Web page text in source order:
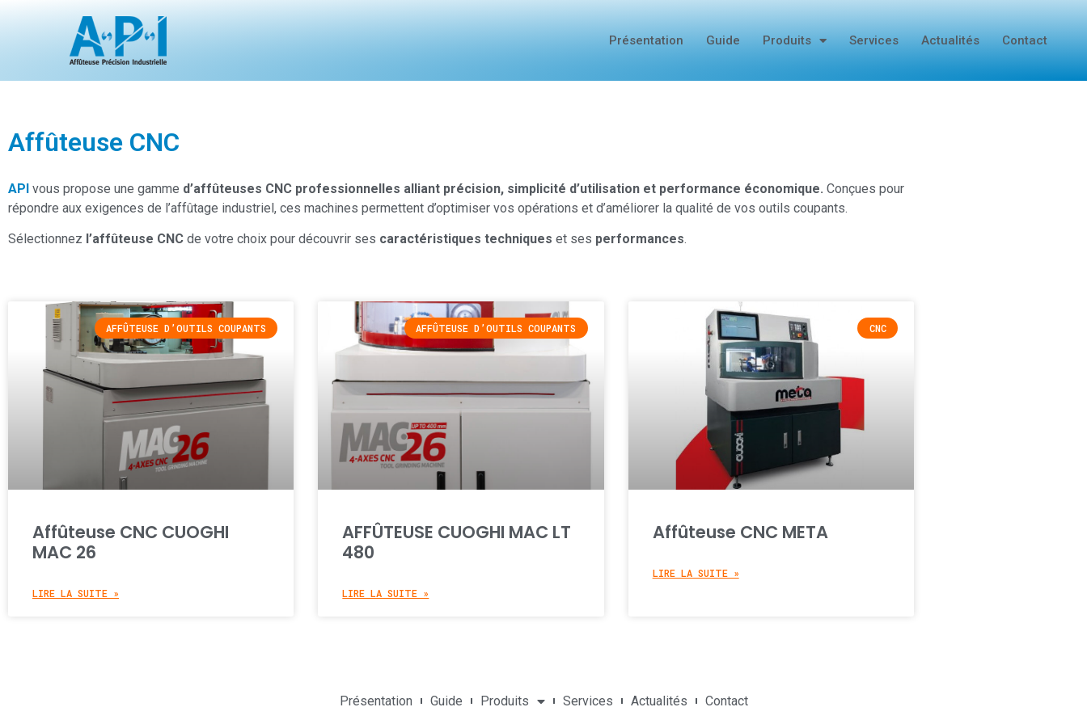
Présentation Guide Produits Services Actualités Contact
Affûteuse CNC​
API vous propose une gamme d’affûteuses CNC professionnelles alliant précision, simplicité d’utilisation et performance économique. Conçues pour
répondre aux exigences de l’affûtage industriel, ces machines permettent d’optimiser vos opérations et d’améliorer la qualité de vos outils coupants.
Sélectionnez l’affûteuse CNC de votre choix pour découvrir ses caractéristiques techniques et ses performances.
AFFÛTEUSE D’OUTILS COUPANTS
Affûteuse CNC​ CUOGHI
MAC 26
LIRE LA SUITE »
AFFÛTEUSE D’OUTILS COUPANTS
AFFÛTEUSE CUOGHI MAC LT
480
LIRE LA SUITE »
CNC
Affûteuse CNC ​META
LIRE LA SUITE »
Présentation Guide Produits Services Actualités Contact